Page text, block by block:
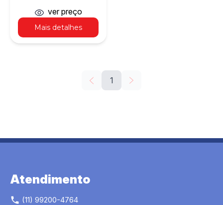
Mais detalhes
ver preço
1
Atendimento
(11) 99200-4764